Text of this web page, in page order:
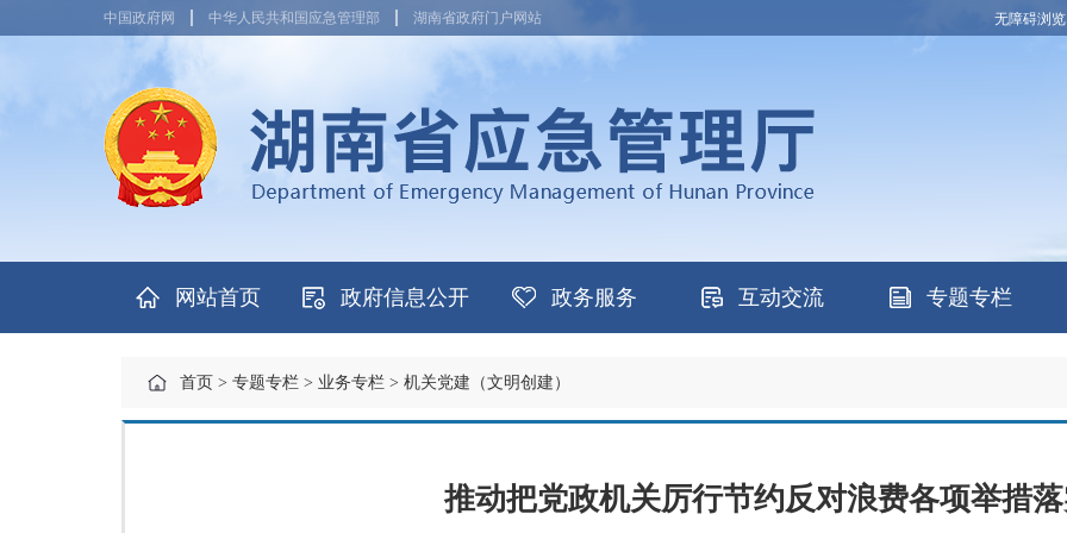
中国政府网 中华人民共和国应急管理部 湖南省政府门户网站 无障碍浏览
网站首页 政府信息公开 政务服务 互动交流 专题专栏
首页 > 专题专栏 > 业务专栏 > 机关党建（文明创建）
推动把党政机关厉行节约反对浪费各项举措